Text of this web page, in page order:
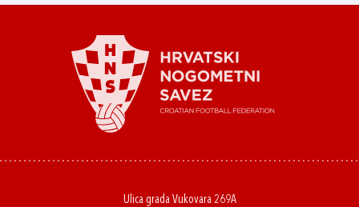
Ulica grada Vukovara 269A